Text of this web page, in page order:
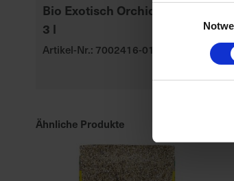
Bio Exotisch Orchideenerde
3 l
Artikel-Nr.: 7002416-01
Ähnliche Produkte